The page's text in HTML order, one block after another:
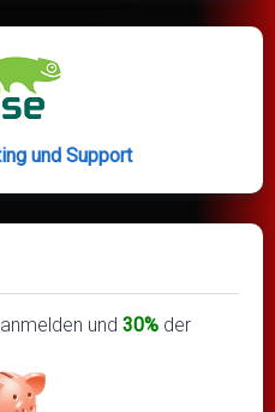
und Support
und 30% der